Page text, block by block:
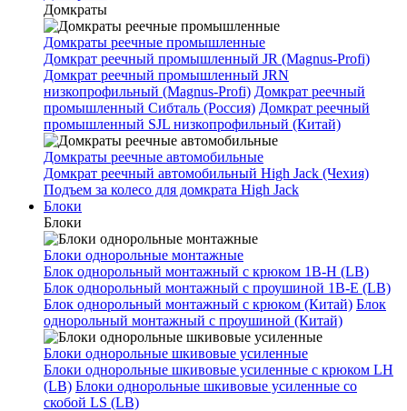
Домкраты
Домкраты реечные промышленные
Домкрат реечный промышленный JR (Magnus-Profi)
Домкрат реечный промышленный JRN
низкопрофильный (Magnus-Profi) Домкрат реечный
промышленный Сибталь (Россия) Домкрат реечный
промышленный SJL низкопрофильный (Китай)
Домкраты реечные автомобильные
Домкрат реечный автомобильный High Jack (Чехия)
Подъем за колесо для домкрата High Jack
Блоки
Блоки
Блоки однорольные монтажные
Блок однорольный монтажный с крюком 1B-H (LB)
Блок однорольный монтажный с проушиной 1B-E (LB)
Блок однорольный монтажный с крюком (Китай) Блок
однорольный монтажный с проушиной (Китай)
Блоки однорольные шкивовые усиленные
Блоки однорольные шкивовые усиленные с крюком LH
(LB) Блоки однорольные шкивовые усиленные со
скобой LS (LB)